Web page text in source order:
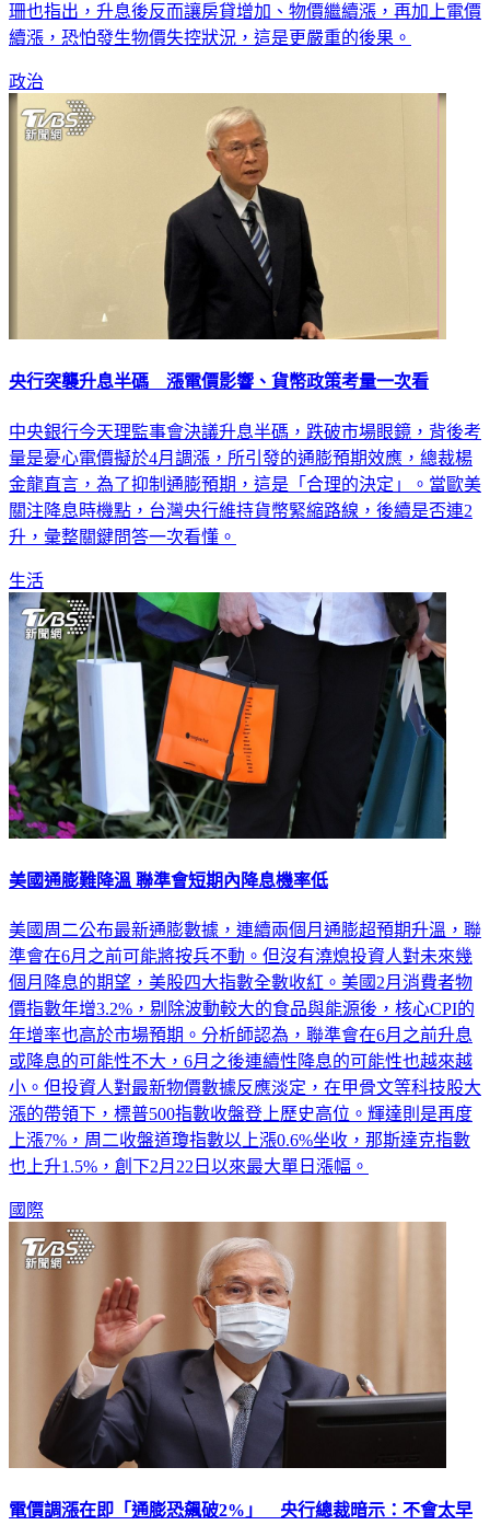
之多，結果還漲電價，根本是「一頭牛剝2層皮」。白委黃珊
珊也指出，升息後反而讓房貸增加、物價繼續漲，再加上電價
政治
中央銀行今天理監事會決議升息半碼，跌破市場眼鏡，背後考
量是憂心電價擬於4月調漲，所引發的通膨預期效應，總裁楊
金龍直言，為了抑制通膨預期，這是「合理的決定」。當歐美
關注降息時機點，台灣央行維持貨幣緊縮路線，後續是否連2
生活
美國周二公布最新通膨數據，連續兩個月通膨超預期升溫，聯
準會在6月之前可能將按兵不動。但沒有澆熄投資人對未來幾
個月降息的期望，美股四大指數全數收紅。美國2月消費者物
價指數年增3.2%，剔除波動較大的食品與能源後，核心CPI的
年增率也高於市場預期。分析師認為，聯準會在6月之前升息
或降息的可能性不大，6月之後連續性降息的可能性也越來越
小。但投資人對最新物價數據反應淡定，在甲骨文等科技股大
漲的帶領下，標普500指數收盤登上歷史高位。輝達則是再度
上漲7%，周二收盤道瓊指數以上漲0.6%坐收，那斯達克指數
國際